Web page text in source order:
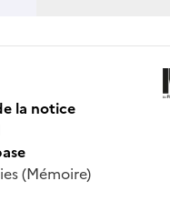
la notice
(Mémoire)